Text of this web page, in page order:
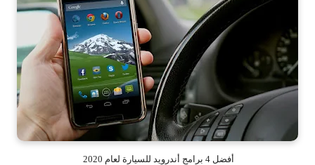
أفضل 4 برامج أندرويد للسيارة لعام 2020